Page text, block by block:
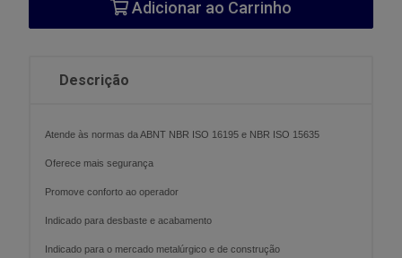
Adicionar ao Carrinho
Descrição
Atende às normas da ABNT NBR ISO 16195 e NBR ISO 15635
Oferece mais segurança
Promove conforto ao operador
Indicado para desbaste e acabamento
Indicado para o mercado metalúrgico e de construção